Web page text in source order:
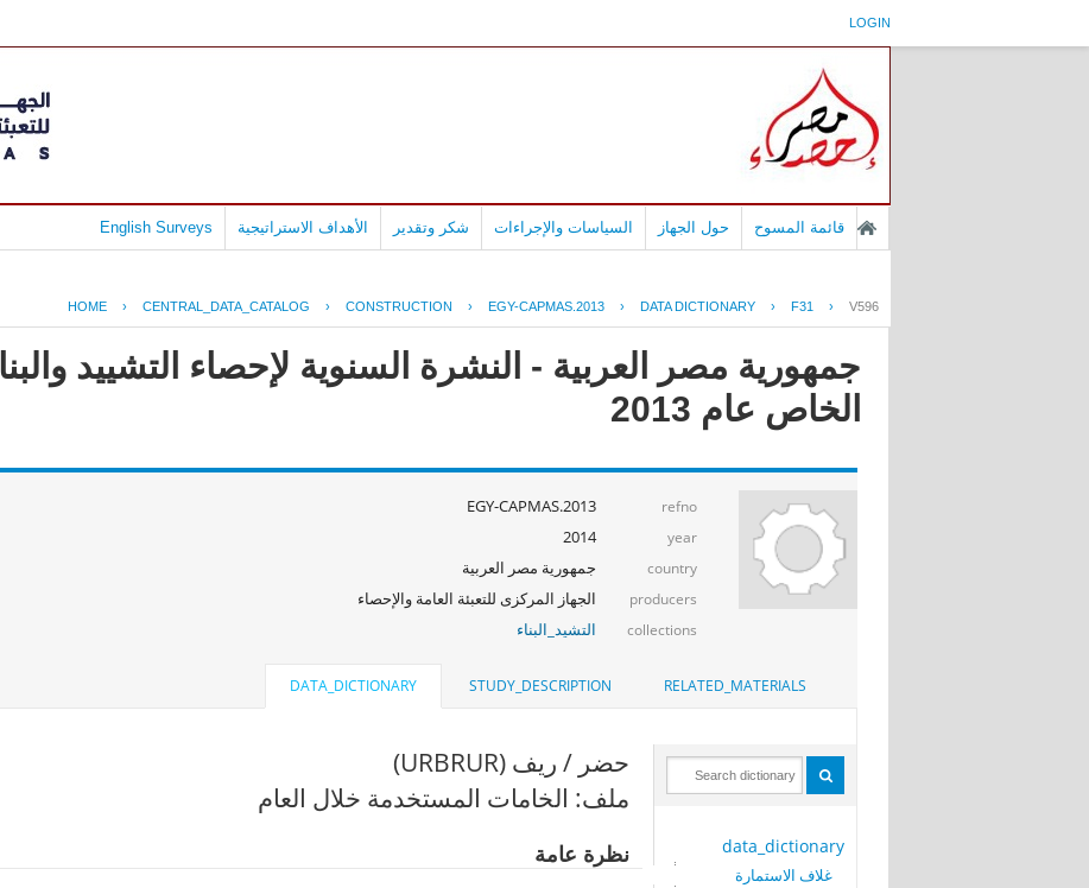
LOGIN
قائمة المسوح حول الجهاز السياسات والإجراءات شكر وتقدير الأهداف الاستراتيجية English Surveys
HOME › CENTRAL_DATA_CATALOG › CONSTRUCTION › EGY-CAPMAS.2013 › DATA DICTIONARY › F31 › V596
جمهورية مصر العربية - النشرة السنوية لإحصاء التشييد
الخاص عام 2013
refno
EGY-CAPMAS.2013
year
2014
country جمهورية مصر العربية
producers الجهاز المركزى للتعبئة العامة والإحصاء
collections التشيد_البناء
RELATED_MATERIALS
STUDY_DESCRIPTION
DATA_DICTIONARY
data_dictionary
غلاف الاستمارة
حضر / ريف (URBRUR)
ملف: الخامات المستخدمة خلال العام
نظرة عامة